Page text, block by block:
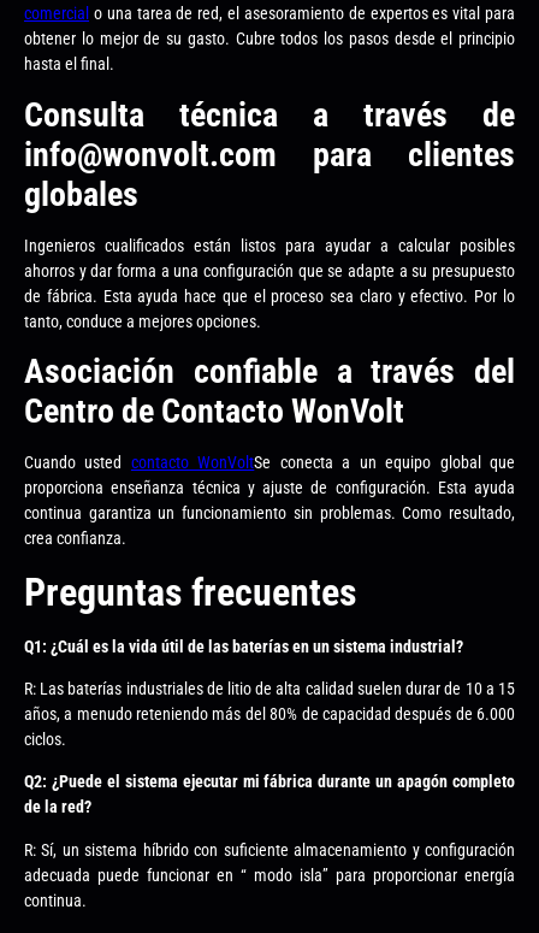
comercial o una tarea de red, el asesoramiento de expertos es vital para
obtener lo mejor de su gasto. Cubre todos los pasos desde el principio
hasta el final.
Consulta técnica a través de
info@wonvolt.com para clientes
globales
Ingenieros cualificados están listos para ayudar a calcular posibles
ahorros y dar forma a una configuración que se adapte a su presupuesto
de fábrica. Esta ayuda hace que el proceso sea claro y efectivo. Por lo
tanto, conduce a mejores opciones.
Asociación confiable a través del
Centro de Contacto WonVolt
Cuando usted contacto WonVoltSe conecta a un equipo global que
proporciona enseñanza técnica y ajuste de configuración. Esta ayuda
continua garantiza un funcionamiento sin problemas. Como resultado,
crea confianza.
Preguntas frecuentes
Q1: ¿Cuál es la vida útil de las baterías en un sistema industrial?
R: Las baterías industriales de litio de alta calidad suelen durar de 10 a 15
años, a menudo reteniendo más del 80% de capacidad después de 6.000
ciclos.
Q2: ¿Puede el sistema ejecutar mi fábrica durante un apagón completo
de la red?
R: Sí, un sistema híbrido con suficiente almacenamiento y configuración
adecuada puede funcionar en “ modo isla” para proporcionar energía
continua.